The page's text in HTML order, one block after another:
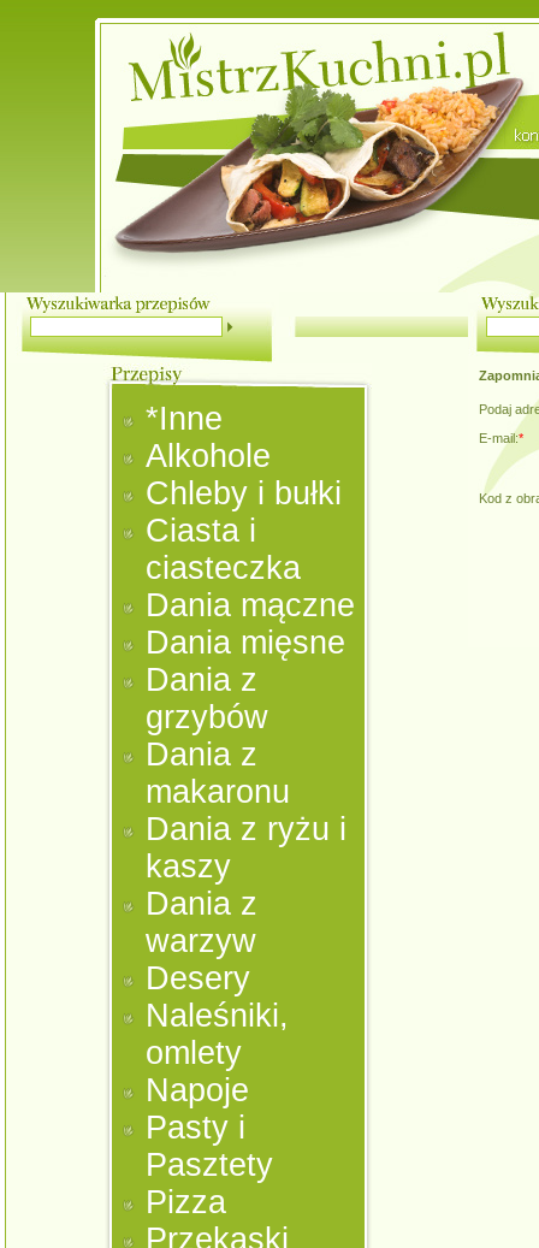
*Inne
Alkohole
Chleby i bułki
Ciasta i
ciasteczka
Dania mączne
Dania mięsne
Dania z
grzybów
Dania z
makaronu
Dania z ryżu i
kaszy
Dania z
warzyw
Desery
Naleśniki,
omlety
Napoje
Pasty i
Pasztety
Pizza
Przekąski
Podaj
E-mail:*
Kod z